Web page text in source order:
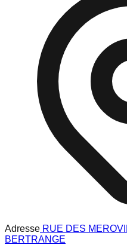
Adresse RUE DES
BERTRANGE